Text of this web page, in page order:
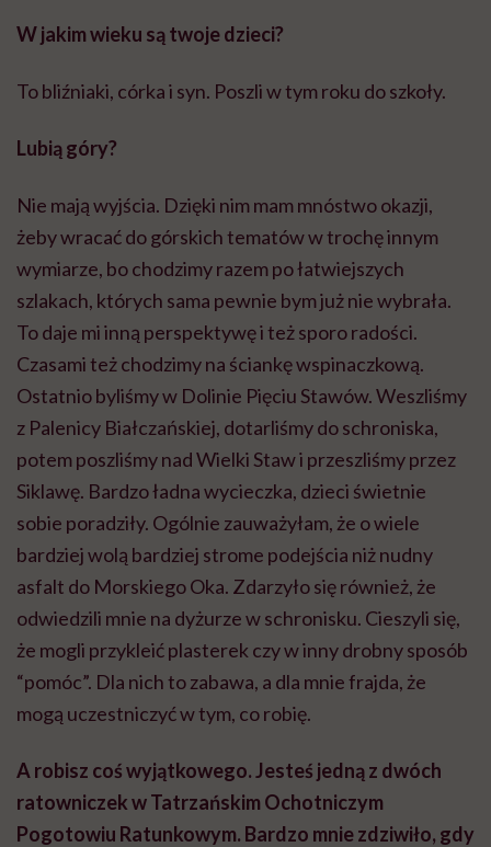
W jakim wieku są twoje dzieci?
To bliźniaki, córka i syn. Poszli w tym roku do szkoły.
Lubią góry?
Nie mają wyjścia. Dzięki nim mam mnóstwo okazji,
żeby wracać do górskich tematów w trochę innym
wymiarze, bo chodzimy razem po łatwiejszych
szlakach, których sama pewnie bym już nie wybrała.
To daje mi inną perspektywę i też sporo radości.
Czasami też chodzimy na ściankę wspinaczkową.
Ostatnio byliśmy w Dolinie Pięciu Stawów. Weszliśmy
z Palenicy Białczańskiej, dotarliśmy do schroniska,
potem poszliśmy nad Wielki Staw i przeszliśmy przez
Siklawę. Bardzo ładna wycieczka, dzieci świetnie
sobie poradziły. Ogólnie zauważyłam, że o wiele
bardziej wolą bardziej strome podejścia niż nudny
asfalt do Morskiego Oka. Zdarzyło się również, że
odwiedzili mnie na dyżurze w schronisku. Cieszyli się,
że mogli przykleić plasterek czy w inny drobny sposób
“pomóc”. Dla nich to zabawa, a dla mnie frajda, że
mogą uczestniczyć w tym, co robię.
A robisz coś wyjątkowego. Jesteś jedną z dwóch
ratowniczek w Tatrzańskim Ochotniczym
Pogotowiu Ratunkowym. Bardzo mnie zdziwiło, gdy